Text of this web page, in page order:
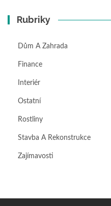
Rubriky
Dům A Zahrada
Finance
Interiér
Ostatní
Rostliny
Stavba A Rekonstrukce
Zajímavosti